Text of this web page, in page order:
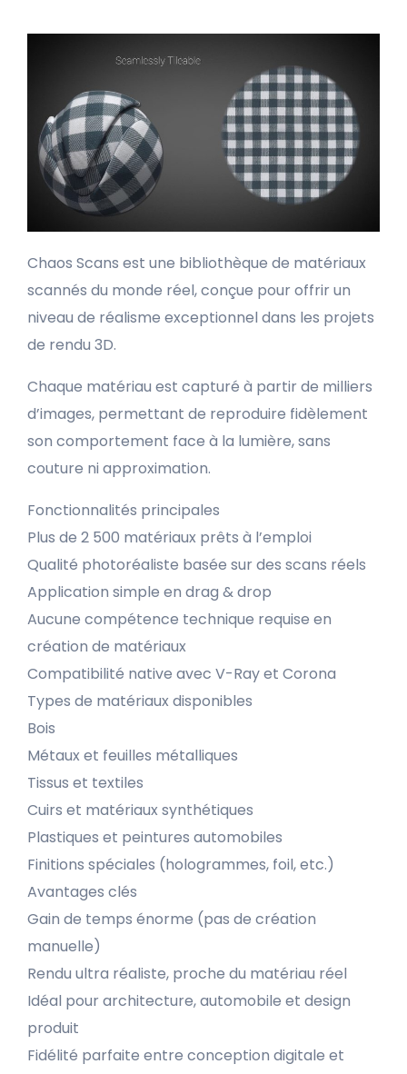
Chaos Scans est une bibliothèque de matériaux
scannés du monde réel, conçue pour offrir un
niveau de réalisme exceptionnel dans les projets
de rendu 3D.
Chaque matériau est capturé à partir de milliers
d’images, permettant de reproduire fidèlement
son comportement face à la lumière, sans
couture ni approximation.
Fonctionnalités principales
Plus de 2 500 matériaux prêts à l’emploi
Qualité photoréaliste basée sur des scans réels
Application simple en drag & drop
Aucune compétence technique requise en
création de matériaux
Compatibilité native avec V-Ray et Corona
Types de matériaux disponibles
Bois
Métaux et feuilles métalliques
Tissus et textiles
Cuirs et matériaux synthétiques
Plastiques et peintures automobiles
Finitions spéciales (hologrammes, foil, etc.)
Avantages clés
Gain de temps énorme (pas de création
manuelle)
Rendu ultra réaliste, proche du matériau réel
Idéal pour architecture, automobile et design
produit
Fidélité parfaite entre conception digitale et